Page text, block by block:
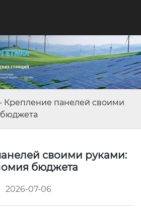
- Крепление панелей своими
своими руками:
бюджета
2026-07-06